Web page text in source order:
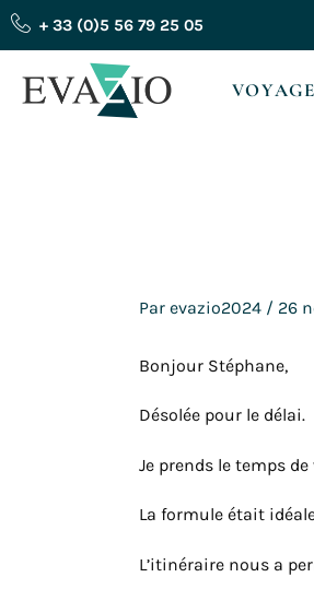
Aller
au
contenu
+ 33 (0)5 56 79 25 05
Par evazio2024 / 26
Bonjour Stéphane,
Désolée pour le délai.
Je prends le temps
La formule était
L’itinéraire nous a